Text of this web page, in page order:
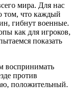
мира. Для нас
том, что каждый
гибнут военные.
как для игроков,
показать
воспринимать
против
положительный.